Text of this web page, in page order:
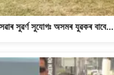
সুৱৰ্ণ সুযোগঃ অসমৰ যুৱকৰ বাবে…